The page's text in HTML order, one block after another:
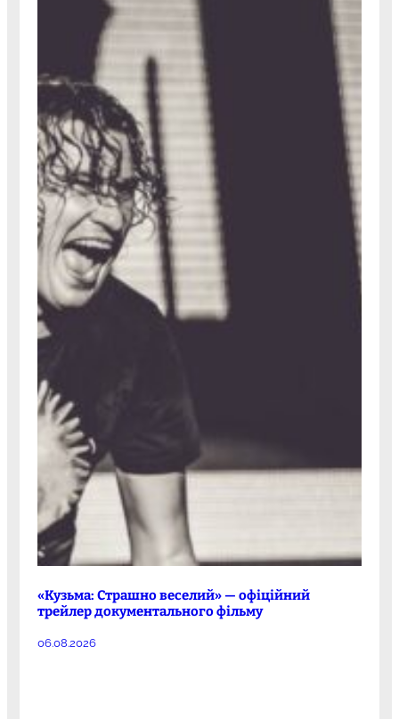
«Кузьма: Страшно веселий» — офіційний
трейлер документального фільму
06.08.2026